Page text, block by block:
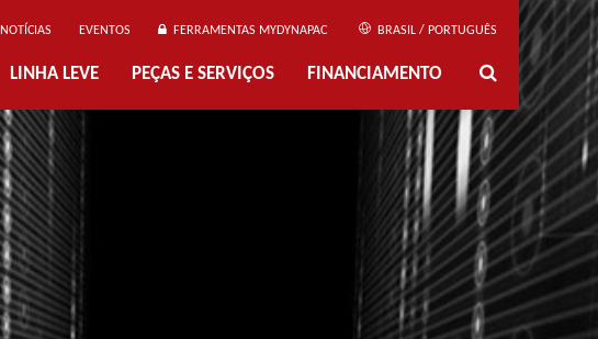
NOTÍCIAS EVENTOS FERRAMENTAS MYDYNAPAC BRASIL / PORTUGUÊS
LINHA LEVE PEÇAS E SERVIÇOS FINANCIAMENTO